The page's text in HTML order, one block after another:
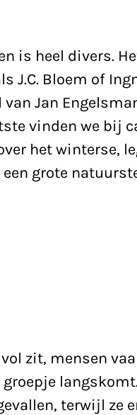
is heel divers.
J.C. Bloem of
Jan
vinden we bij
het winterse,
grote
zit, mensen
langskomt.
terwijl ze